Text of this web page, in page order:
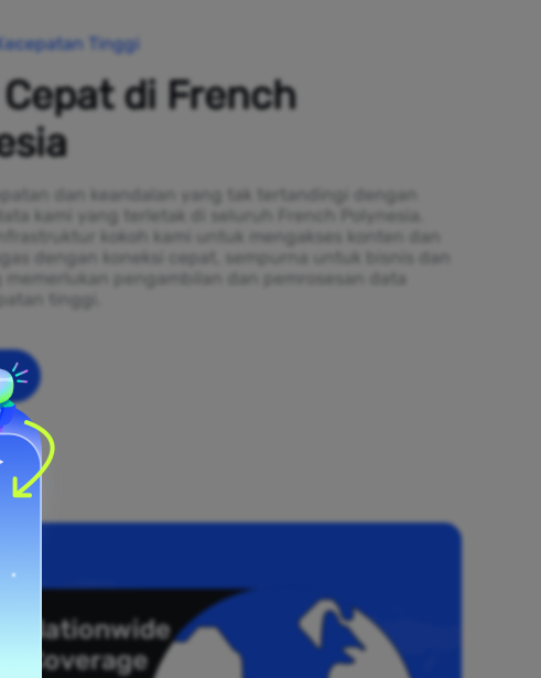
Tinggi
di French
dan keandalan yang tak tertandingi dengan
kami yang terletak di seluruh French Polynesia.
kokoh kami untuk mengakses konten dan
dengan koneksi cepat, sempurna untuk bisnis dan
memerlukan pengambilan dan pemrosesan data
tinggi.